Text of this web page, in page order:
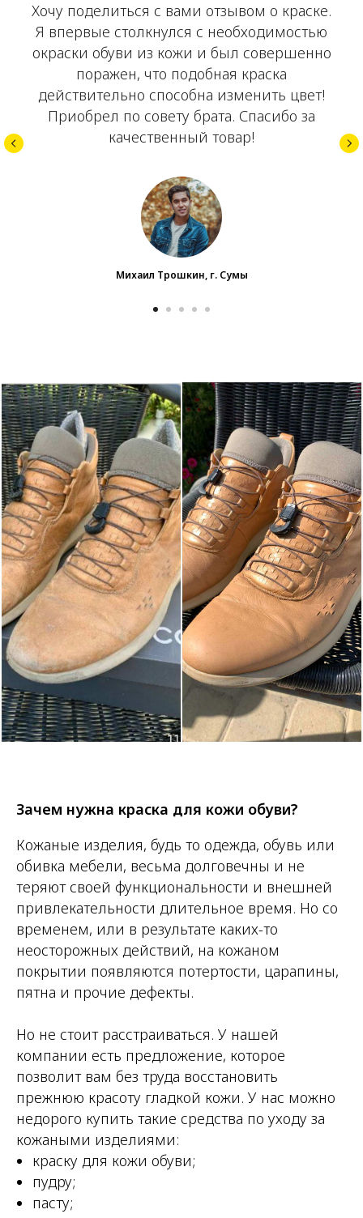
Хочу поделиться с вами отзывом о краске.
Я впервые столкнулся с необходимостью
окраски обуви из кожи и был совершенно
поражен, что подобная краска
действительно способна изменить цвет!
Приобрел по совету брата. Спасибо за
качественный товар!
Михаил Трошкин, г. Сумы
Зачем нужна краска для кожи обуви?
Кожаные изделия, будь то одежда, обувь или
обивка мебели, весьма долговечны и не
теряют своей функциональности и внешней
привлекательности длительное время. Но со
временем, или в результате каких-то
неосторожных действий, на кожаном
покрытии появляются потертости, царапины,
пятна и прочие дефекты.
Но не стоит расстраиваться. У нашей
компании есть предложение, которое
позволит вам без труда восстановить
прежнюю красоту гладкой кожи. У нас можно
недорого купить такие средства по уходу за
кожаными изделиями:
краску для кожи обуви;
пудру;
пасту;